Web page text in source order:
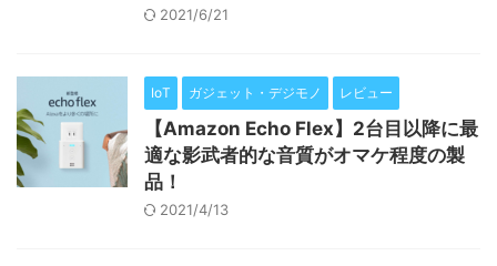
2021/6/21
IoT ガジェット・デジモノ レビュー
【Amazon Echo Flex】2台目以降に最
適な影武者的な音質がオマケ程度の製
品！
2021/4/13